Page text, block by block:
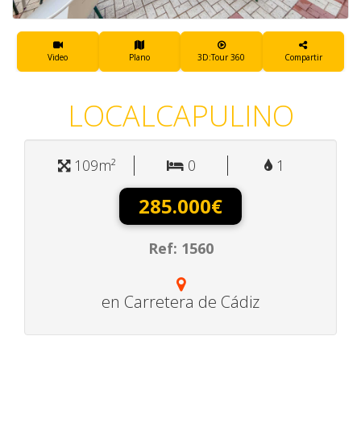
Video Plano 3D:Tour 360 Compartir
LOCALCAPULINO
109m² 0 1
285.000€
Ref: 1560
en Carretera de Cádiz